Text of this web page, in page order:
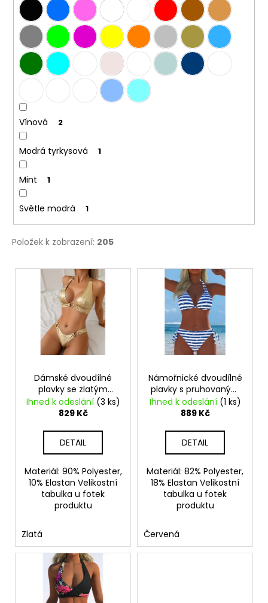
Vínová 2
Modrá tyrkysová 1
Mint 1
Světle modrá 1
Položek k zobrazení: 205
V
Dámské dvoudílné
plavky se zlatým
potiskem
Ihned k odeslání (3 ks)
829 Kč
DETAIL
Materiál: 90% Polyester,
10% Elastan Velikostní
tabulka u fotek
produktu
Zlatá
Námořnické dvoudílné
plavky s pruhovaným
vzorem
Ihned k odeslání (1 ks)
889 Kč
DETAIL
Materiál: 82% Polyester,
18% Elastan Velikostní
tabulka u fotek
produktu
Červená
u
m
DÁMSKÉ
LETNÍ
ŠATY
KVĚTINOVÝM
VZOREM
TMAVĚ
MODRÉ
869
Kč